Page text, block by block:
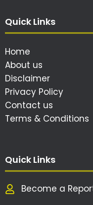
Quick Links
Home
About us
Disclaimer
Privacy Policy
Contact us
Terms & Conditions
Quick Links
Become a